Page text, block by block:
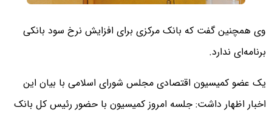
وی همچنین گفت که بانک مرکزی برای افزایش نرخ سود بانکی
برنامه‌ای ندارد.
یک عضو کمیسیون اقتصادی مجلس شورای اسلامی با بیان این
اخبار اظهار داشت: جلسه امروز کمیسیون با حضور رئیس کل بانک